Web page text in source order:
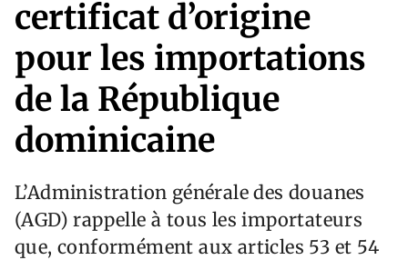
certificat d’origine
pour les importations
de la République
dominicaine
L’Administration générale des douanes
(AGD) rappelle à tous les importateurs
que, conformément aux articles 53 et 54